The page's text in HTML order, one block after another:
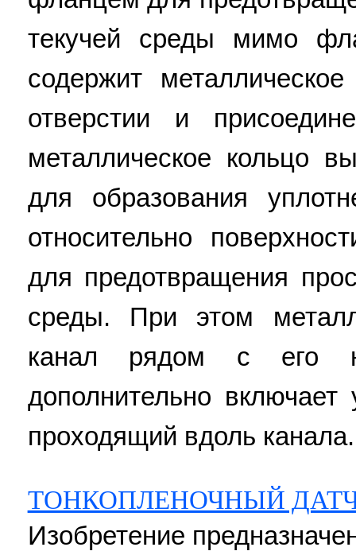
текучей среды мимо
содержит
отверстии и
металлическое кольцо
для образования
относительно
для предотвращения
среды. При этом
канал рядом с его
дополнительно включает
проходящий вдоль
ТОНКОПЛЕНОЧНЫЙ
Изобретение